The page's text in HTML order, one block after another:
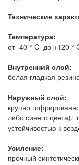
Технические
Температура:
от -40 ° C до +120 °
Внутренний слой:
белая гладкая
Наружный слой:
крупно
либо синего цвета),
устойчивостью к
Усиление:
прочный